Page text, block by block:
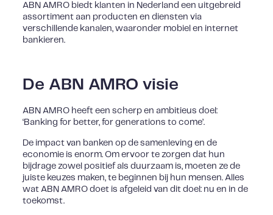
ABN AMRO biedt klanten in Nederland een uitgebreid
assortiment aan producten en diensten via
verschillende kanalen, waaronder mobiel en internet
bankieren.
De ABN AMRO visie
ABN AMRO heeft een scherp en ambitieus doel:
‘Banking for better, for generations to come’.
De impact van banken op de samenleving en de
economie is enorm. Om ervoor te zorgen dat hun
bijdrage zowel positief als duurzaam is, moeten ze de
juiste keuzes maken, te beginnen bij hun mensen. Alles
wat ABN AMRO doet is afgeleid van dit doel: nu en in de
toekomst.